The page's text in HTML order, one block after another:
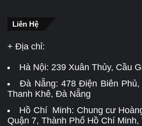
Liên Hệ
+ Địa chỉ:
Hà Nội: 239 Xuân Thủy, Cầu
Đà Nẵng:478 Điện Biên
Thanh Khê, Đà Nẵng
Hồ Chí Minh: Chung cư
Quận 7, Thành Phố Hồ Chí Minh,